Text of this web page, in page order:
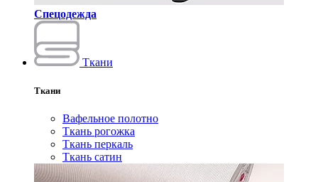
Спецодежда
Ткани
Ткани
Вафельное полотно
Ткань рогожка
Ткань перкаль
Ткань сатин